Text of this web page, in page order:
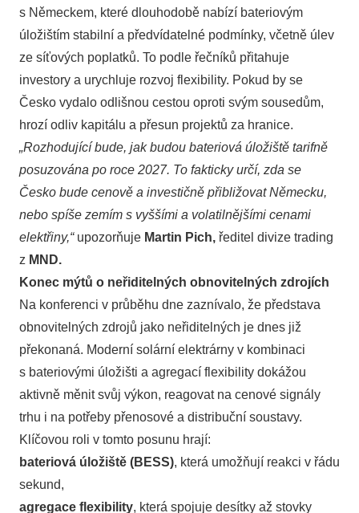
s Německem, které dlouhodobě nabízí bateriovým
úložištím stabilní a předvídatelné podmínky, včetně úlev
ze síťových poplatků. To podle řečníků přitahuje
investory a urychluje rozvoj flexibility. Pokud by se
Česko vydalo odlišnou cestou oproti svým sousedům,
hrozí odliv kapitálu a přesun projektů za hranice.
„Rozhodující bude, jak budou bateriová úložiště tarifně
posuzována po roce 2027. To fakticky určí, zda se
Česko bude cenově a investičně přibližovat Německu,
nebo spíše zemím s vyššími a volatilnějšími cenami
elektřiny,“upozorňuje Martin Pich, ředitel divize trading
z MND.
Konec mýtů o neřiditelných obnovitelných zdrojích
Na konferenci v průběhu dne zaznívalo, že představa
obnovitelných zdrojů jako neřiditelných je dnes již
překonaná. Moderní solární elektrárny v kombinaci
s bateriovými úložišti a agregací flexibility dokážou
aktivně měnit svůj výkon, reagovat na cenové signály
trhu i na potřeby přenosové a distribuční soustavy.
Klíčovou roli v tomto posunu hrají:
bateriová úložiště (BESS), která umožňují reakci v řádu
sekund,
agregace flexibility, která spojuje desítky až stovky